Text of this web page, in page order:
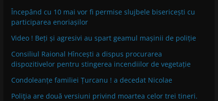
Începând cu 10 mai vor fi permise slujbele bisericești cu
participarea enoriașilor
Video ! Beți și agresivi au spart geamul mașinii de poliție
Consiliul Raional Hîncești a dispus procurarea
dispozitivelor pentru stingerea incendiilor de vegetație
Condoleanțe familiei Țurcanu ! a decedat Nicolae
Poliţia are două versiuni privind moartea celor trei tineri.